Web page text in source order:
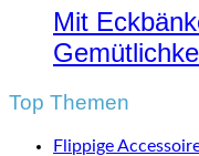
Mit
Top Themen
Flippige